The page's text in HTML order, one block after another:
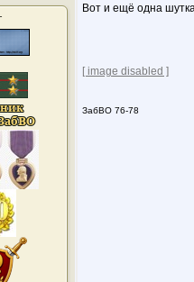
Вот и ещё одна
[ image disabled ]
ЗабВО 76-78